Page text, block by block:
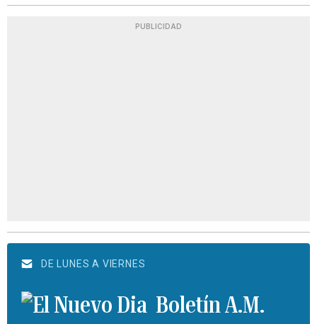
PUBLICIDAD
DE LUNES A VIERNES
Boletín A.M.